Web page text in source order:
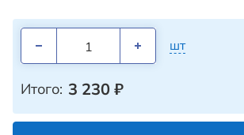
шт
Итого: 3 230 ₽